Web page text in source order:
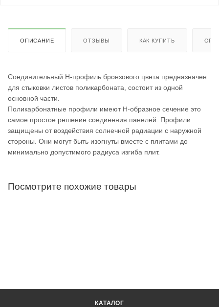
ОПИСАНИЕ ОТЗЫВЫ КАК КУПИТЬ
Соединительный H-профиль бронзового цвета предназначен
для стыковки листов поликарбоната, состоит из одной
основной части.
Поликарбонатные профили имеют Н-образное сечение это
самое простое решение соединения панелей. Профили
защищены от воздействия солнечной радиации с наружной
стороны. Они могут быть изогнуты вместе с плитами до
минимально допустимого радиуса изгиба плит.
Посмотрите похожие товары
КАТАЛОГ